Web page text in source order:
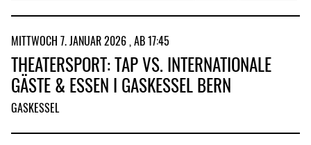
MITTWOCH 7. JANUAR 2026 , AB 17:45
THEATERSPORT: TAP VS. INTERNATIONALE
GÄSTE & ESSEN I GASKESSEL BERN
GASKESSEL